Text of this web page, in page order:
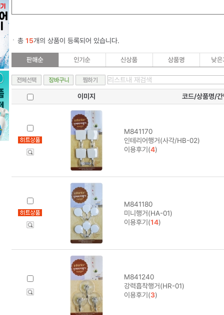
총 15개의 상품이 등록되어 있습니다.
이미지 코드/상품명/간
M841170
인테리어행거(사각/HB-02)
이용후기(4)
M841180
미니행거(HA-01)
이용후기(14)
M841240
강력흡착행거(HR-01)
이용후기(3)